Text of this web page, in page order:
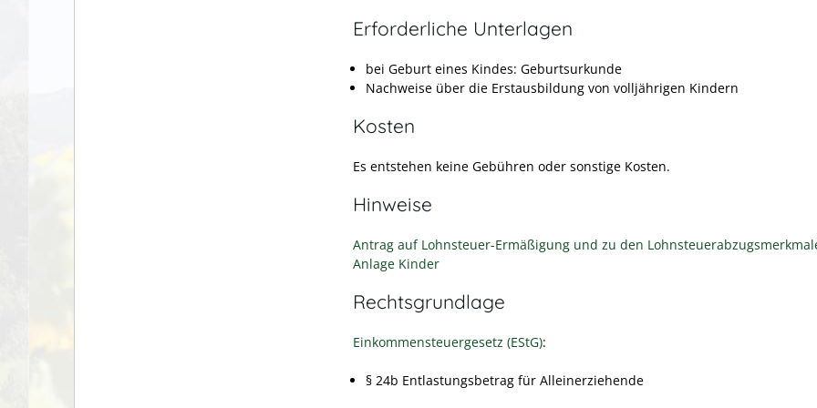
Erforderliche Unterlagen
bei Geburt eines Kindes: Geburtsurkunde
Nachweise über die Erstausbildung von volljährigen Kindern
Kosten
Es entstehen keine Gebühren oder sonstige Kosten.
Hinweise
Antrag auf Lohnsteuer-Ermäßigung und zu den
Anlage Kinder
Rechtsgrundlage
Einkommensteuergesetz (EStG):
§ 24b Entlastungsbetrag für Alleinerziehende